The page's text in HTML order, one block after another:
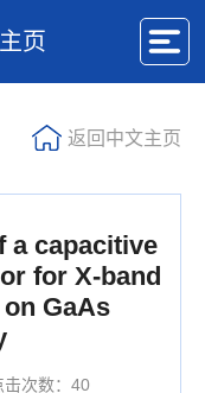
页
返回中文主页
a capacitive
for X-band
GaAs
击次数： 40